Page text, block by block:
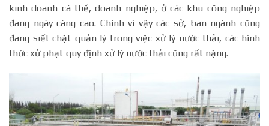
kinh doanh cá thể, doanh nghiệp, ở các khu công nghiệp
đang ngày càng cao. Chính vì vậy các sở, ban ngành cũng
đang siết chặt quản lý trong việc xử lý nước thải, các hình
thức xử phạt quy định xử lý nước thải cũng rất nặng.